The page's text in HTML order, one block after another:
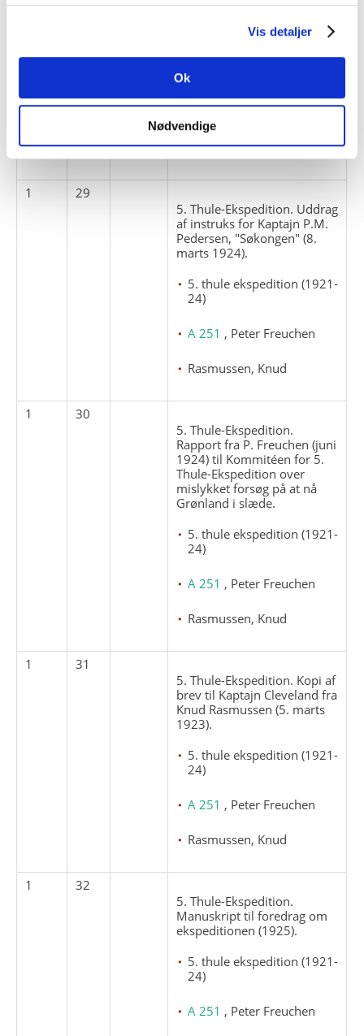
Vis detaljer
Ok
Nødvendige
1
28
breve fra Kommitéen for
august 1923).
A 251, Peter Freuchen
Rasmussen, Knud
1
29
5. Thule-Ekspedition. Uddrag
af instruks for Kaptajn P.M.
Pedersen, "Søkongen" (8.
marts 1924).
5. thule ekspedition (1921-
24)
A 251 , Peter Freuchen
Rasmussen, Knud
1
30
5. Thule-Ekspedition.
Rapport fra P. Freuchen (juni
1924) til Kommitéen for 5.
Thule-Ekspedition over
mislykket forsøg på at nå
Grønland i slæde.
5. thule ekspedition (1921-
24)
A 251 , Peter Freuchen
Rasmussen, Knud
1
31
5. Thule-Ekspedition. Kopi af
brev til Kaptajn Cleveland fra
Knud Rasmussen (5. marts
1923).
5. thule ekspedition (1921-
24)
A 251 , Peter Freuchen
Rasmussen, Knud
1
32
5. Thule-Ekspedition.
Manuskript til foredrag om
ekspeditionen (1925).
5. thule ekspedition (1921-
24)
A 251 , Peter Freuchen